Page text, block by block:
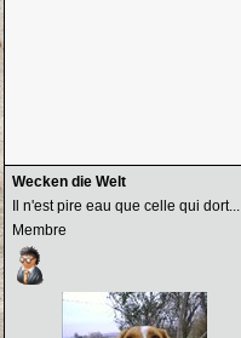
Wecken die Welt
Il n'est pire eau que celle qui dort...
Membre